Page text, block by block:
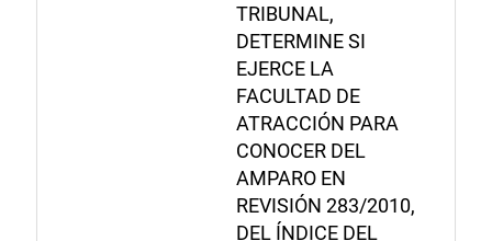
TRIBUNAL,
DETERMINE SI
EJERCE LA
FACULTAD DE
ATRACCIÓN PARA
CONOCER DEL
AMPARO EN
REVISIÓN 283/2010,
DEL ÍNDICE DEL